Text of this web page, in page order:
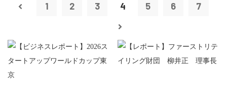
1 2 3 4 5 6 7